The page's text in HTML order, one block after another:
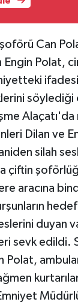
Can
Polat,
söylediği
Dilan ve
silah
çiftin
aracına
duyan
sevk edildi.